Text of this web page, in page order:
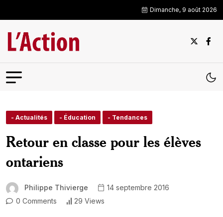
Dimanche, 9 août 2026
- Actualités - Éducation - Tendances
Retour en classe pour les élèves
ontariens
Philippe Thivierge
14 septembre 2016
0 Comments
29 Views